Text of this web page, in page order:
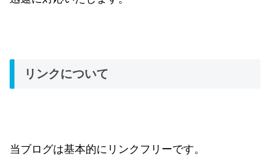
リンクについて
当ブログは基本的にリンクフリーです。